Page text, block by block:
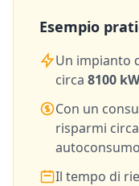
Esempio
Un impianto
circa 8100
Con un
risparmi circa
Il tempo di